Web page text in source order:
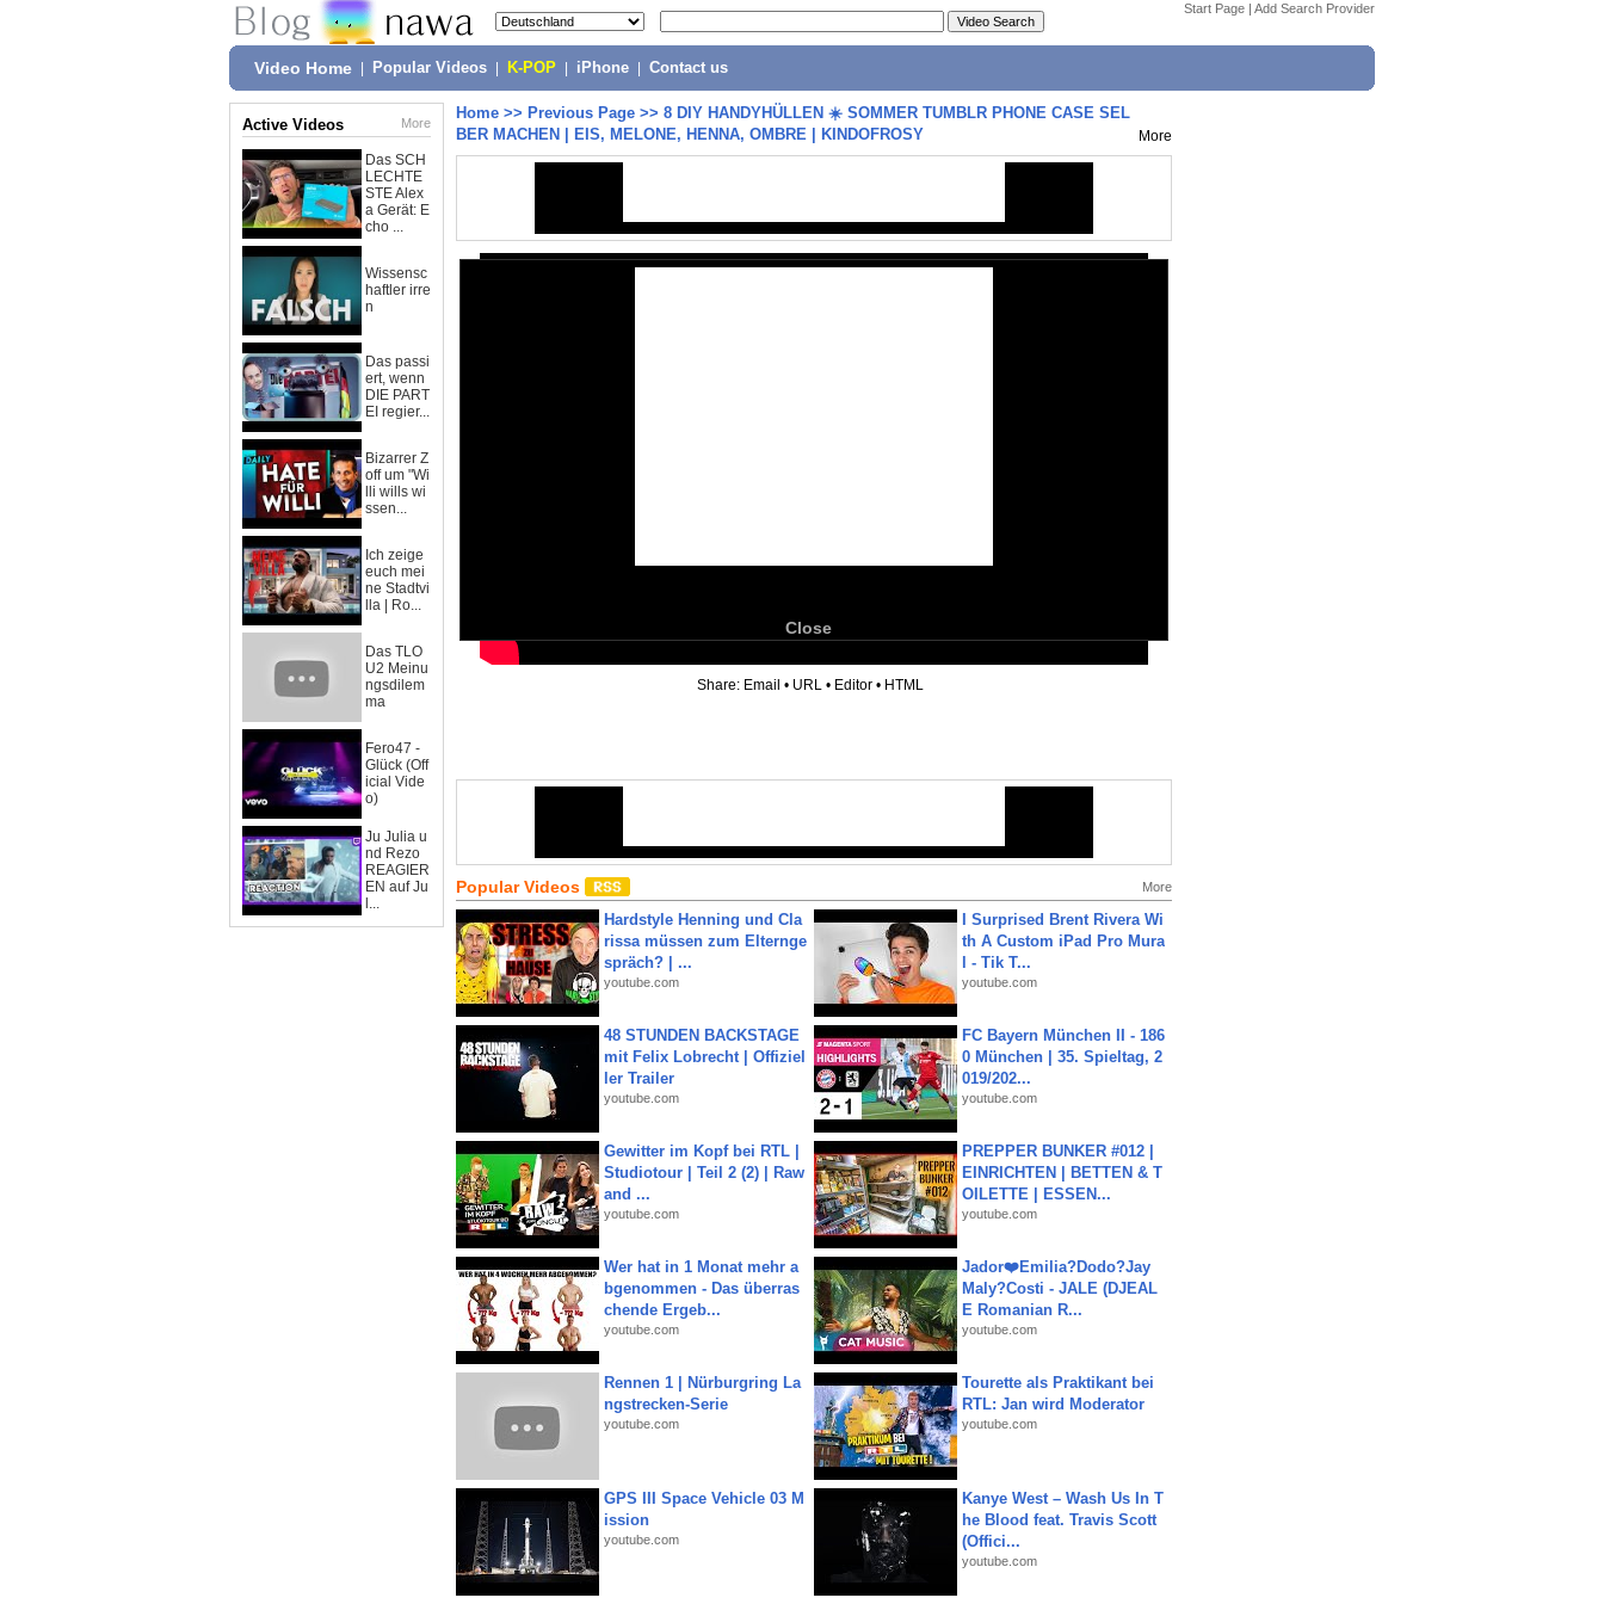
Start Page | Add Search Provider
Video Home Popular Videos K-POP iPhone Contact us
Active Videos More
Das SCH
LECHTE
STE Alex
a Gerät: E
cho ...
Wissensc
haftler irre
n
Das passi
ert, wenn
DIE PART
EI regier...
Bizarrer Z
off um "Wi
lli wills wi
ssen...
Ich zeige
euch mei
ne Stadtvi
lla | Ro...
Das TLO
U2 Meinu
ngsdilem
ma
Fero47 -
Glück (Off
icial Vide
o)
Ju Julia u
nd Rezo
REAGIER
EN auf Ju
l...
Home >> Previous Page >> 8 DIY HANDYHÜLLEN ☀️ SOMMER TUMBLR PHONE CASE SEL
BER MACHEN | EIS, MELONE, HENNA, OMBRE | KINDOFROSY
More
Close
Share: Email • URL • Editor • HTML
Popular Videos More
Hardstyle Henning und Cla
rissa müssen zum Elternge
spräch? | ...
youtube.com
I Surprised Brent Rivera Wi
th A Custom iPad Pro Mura
l - Tik T...
youtube.com
48 STUNDEN BACKSTAGE
mit Felix Lobrecht | Offiziel
ler Trailer
youtube.com
FC Bayern München II - 186
0 München | 35. Spieltag, 2
019/202...
youtube.com
Gewitter im Kopf bei RTL |
Studiotour | Teil 2 (2) | Raw
and ...
youtube.com
PREPPER BUNKER #012 |
EINRICHTEN | BETTEN & T
OILETTE | ESSEN...
youtube.com
Wer hat in 1 Monat mehr a
bgenommen - Das überras
chende Ergeb...
youtube.com
Jador❤️Emilia?Dodo?Jay
Maly?Costi - JALE (DJEAL
E Romanian R...
youtube.com
Rennen 1 | Nürburgring La
ngstrecken-Serie
youtube.com
Tourette als Praktikant bei
RTL: Jan wird Moderator
youtube.com
GPS III Space Vehicle 03 M
ission
youtube.com
Kanye West – Wash Us In T
he Blood feat. Travis Scott
(Offici...
youtube.com